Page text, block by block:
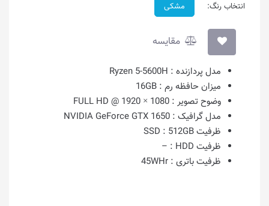
انتخاب رنگ: مشکی
مقایسه
مدل پردازنده : Ryzen 5-5600H
میزان حافظه رم : 16GB
وضوح تصویر : 1080 × 1920 @ FULL HD
مدل گرافیک : NVIDIA GeForce GTX 1650
ظرفیت SSD :512GB
ظرفیت HDD :
–
ظرفیت باتری : 45WHr